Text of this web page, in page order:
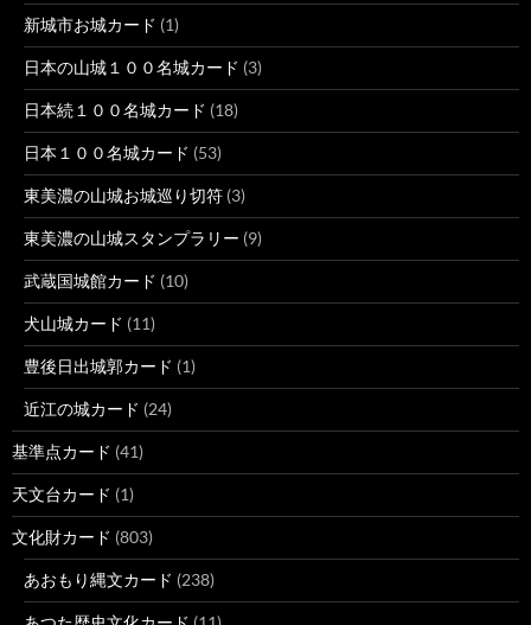
新城市お城カード (1)
日本の山城１００名城カード (3)
日本続１００名城カード (18)
日本１００名城カード (53)
東美濃の山城お城巡り切符 (3)
東美濃の山城スタンプラリー (9)
武蔵国城館カード (10)
犬山城カード (11)
豊後日出城郭カード (1)
近江の城カード (24)
基準点カード (41)
天文台カード (1)
文化財カード (803)
あおもり縄文カード (238)